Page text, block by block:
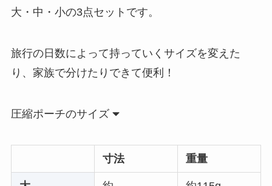
大・中・小の3点セットです。
旅行の日数によって持っていくサイズを変えた
り、家族で分けたりできて便利！
圧縮ポーチのサイズ
寸法 重量